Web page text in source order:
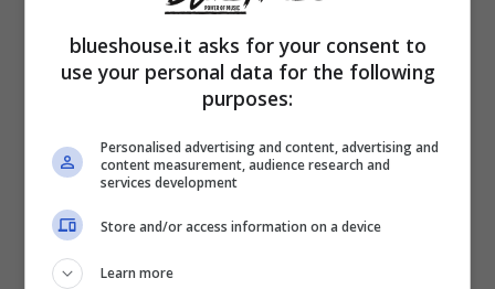
Cuccarini e Fiorello saranno infatti in co-
conduttori del Festival di Sanremo,
annunciati di recente proprio da Amadeus. A
parte Fiorello, con cui Amadeus condurrà la
serata finale eMarco Mengoni che lo
affiancherà alla prima puntata
blueshouse.it asks for your consent to
use your personal data for the following
purposes:
Personalised advertising and content, advertising and
content measurement, audience research and
services development
Store and/or access information on a device
Learn more